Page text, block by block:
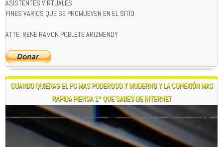
ASISTENTES VIRTUALES
FINES VARIOS QUE SE PROMUEVEN EN EL SITIO
ATTE: RENE RAMON POBLETE ARIZMENDY
CUANDO QUIERAS EL PC MAS PODEROSO Y MODERNO Y LA CONEXIÓN MAS
RAPIDA PIENSA 1° QUE SABES DE INTERNET
Reproductor
de